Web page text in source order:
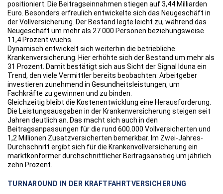
positioniert. Die Beitragseinnahmen stiegen auf 3,44 Milliarden
Euro. Besonders erfreulich entwickelte sich das Neugeschäft in
der Vollversicherung. Der Bestand legte leicht zu, während das
Neugeschäft um mehr als 27.000 Personen beziehungsweise
11,4 Prozent wuchs.
Dynamisch entwickelt sich weiterhin die betriebliche
Krankenversicherung. Hier erhöhte sich der Bestand um mehr als
31 Prozent. Damit bestätigt sich aus Sicht der Signal Iduna ein
Trend, den viele Vermittler bereits beobachten: Arbeitgeber
investieren zunehmend in Gesundheitsleistungen, um
Fachkräfte zu gewinnen und zu binden.
Gleichzeitig bleibt die Kostenentwicklung eine Herausforderung.
Die Leistungsausgaben in der Krankenversicherung steigen seit
Jahren deutlich an. Das macht sich auch in den
Beitragsanpassungen für die rund 600.000 Vollversicherten und
1,2 Millionen Zusatzversicherten bemerkbar. Im Zwei-Jahres-
Durchschnitt ergibt sich für die Krankenvollversicherung ein
marktkonformer durchschnittlicher Beitragsanstieg um jährlich
zehn Prozent.
TURNAROUND IN DER KRAFTFAHRTVERSICHERUNG